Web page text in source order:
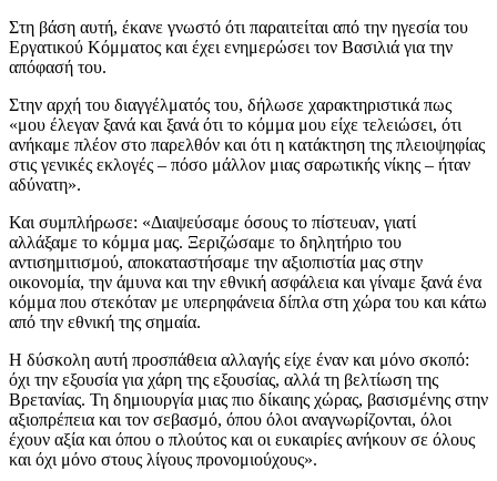
Στη βάση αυτή, έκανε γνωστό ότι παραιτείται από την ηγεσία του
Εργατικού Κόμματος και έχει ενημερώσει τον Βασιλιά για την
απόφασή του.
Στην αρχή του διαγγέλματός του, δήλωσε χαρακτηριστικά πως
«μου έλεγαν ξανά και ξανά ότι το κόμμα μου είχε τελειώσει, ότι
ανήκαμε πλέον στο παρελθόν και ότι η κατάκτηση της πλειοψηφίας
στις γενικές εκλογές – πόσο μάλλον μιας σαρωτικής νίκης – ήταν
αδύνατη».
Και συμπλήρωσε: «Διαψεύσαμε όσους το πίστευαν, γιατί
αλλάξαμε το κόμμα μας. Ξεριζώσαμε το δηλητήριο του
αντισημιτισμού, αποκαταστήσαμε την αξιοπιστία μας στην
οικονομία, την άμυνα και την εθνική ασφάλεια και γίναμε ξανά ένα
κόμμα που στεκόταν με υπερηφάνεια δίπλα στη χώρα του και κάτω
από την εθνική της σημαία.
Η δύσκολη αυτή προσπάθεια αλλαγής είχε έναν και μόνο σκοπό:
όχι την εξουσία για χάρη της εξουσίας, αλλά τη βελτίωση της
Βρετανίας. Τη δημιουργία μιας πιο δίκαιης χώρας, βασισμένης στην
αξιοπρέπεια και τον σεβασμό, όπου όλοι αναγνωρίζονται, όλοι
έχουν αξία και όπου ο πλούτος και οι ευκαιρίες ανήκουν σε όλους
και όχι μόνο στους λίγους προνομιούχους».